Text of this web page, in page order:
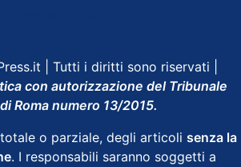
| Tutti i diritti sono riservati |
con autorizzazione del Tribunale
Roma numero 13/2015.
o parziale, degli articoli senza la
. I responsabili saranno soggetti a